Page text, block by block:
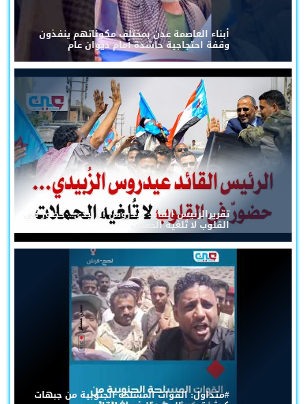
أبناء العاصمة عدن بمختلف مكوناتهم ينفذون
وقفة احتجاجية حاشدة أمام ديوان عام
تقريرالرئيس القائد عيدروس الزُبيدي... حضورٌ في
القلوب لا تُلغيه الحملات
#متداول: القوات المسلحة الجنوبية من جبهات